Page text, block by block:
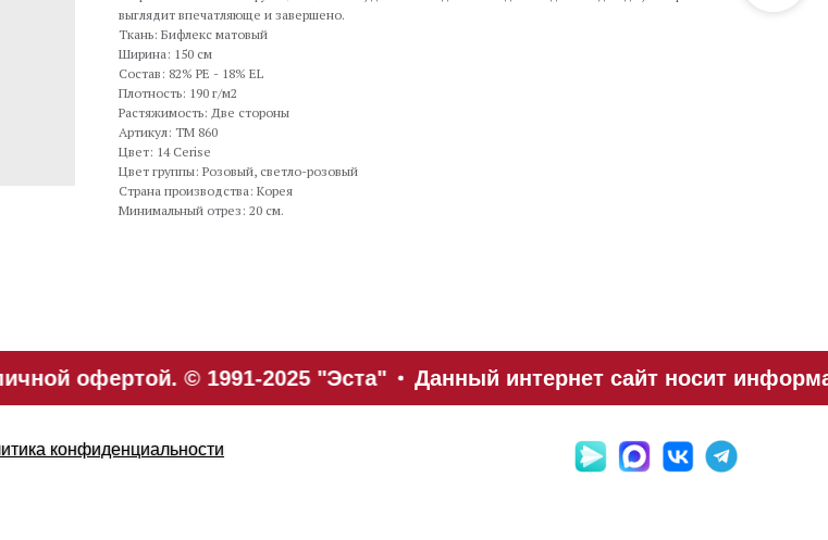
выглядит впечатляюще и завершено.
Ткань: Бифлекс матовый
Ширина: 150 см
Состав: 82% PE - 18% EL
Плотность: 190 г/м2
Растяжимость: Две стороны
Артикул: TM 860
Цвет: 14 Cerise
Цвет группы: Розовый, светло-розовый
Страна производства: Корея
Минимальный отрез: 20 см.
офертой. © 1991-2025 "Эста" Данный интернет сайт носит
конфиденциальности